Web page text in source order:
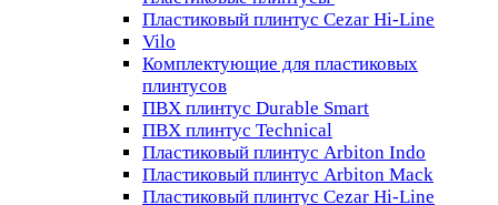
Пластиковый плинтус Cezar Hi-Line
Vilo
Комплектующие для пластиковых
плинтусов
ПВХ плинтус Durable Smart
ПВХ плинтус Technical
Пластиковый плинтус Arbiton Indo
Пластиковый плинтус Arbiton Mack
Пластиковый плинтус Cezar Hi-Line